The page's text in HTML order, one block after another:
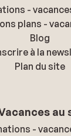
-
plans -
Blog
à la
Plan du site
au
-